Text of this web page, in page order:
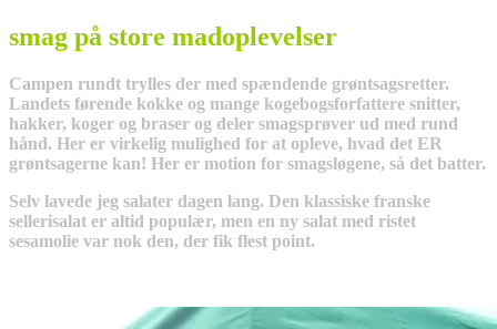
smag på store madoplevelser
Campen rundt trylles der med spændende grøntsagsretter.
Landets førende kokke og mange kogebogsforfattere snitter,
hakker, koger og braser og deler smagsprøver ud med rund
hånd. Her er virkelig mulighed for at opleve, hvad det ER
grøntsagerne kan! Her er motion for smagsløgene, så det batter.
Selv lavede jeg salater dagen lang. Den klassiske franske
sellerisalat er altid populær, men en ny salat med ristet
sesamolie var nok den, der fik flest point.